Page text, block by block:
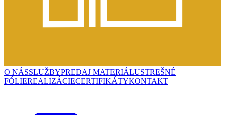
O NÁSSLUŽBYPREDAJ MATERIÁLUSTREŠNÉ
FÓLIEREALIZÁCIECERTIFIKÁTYKONTAKT